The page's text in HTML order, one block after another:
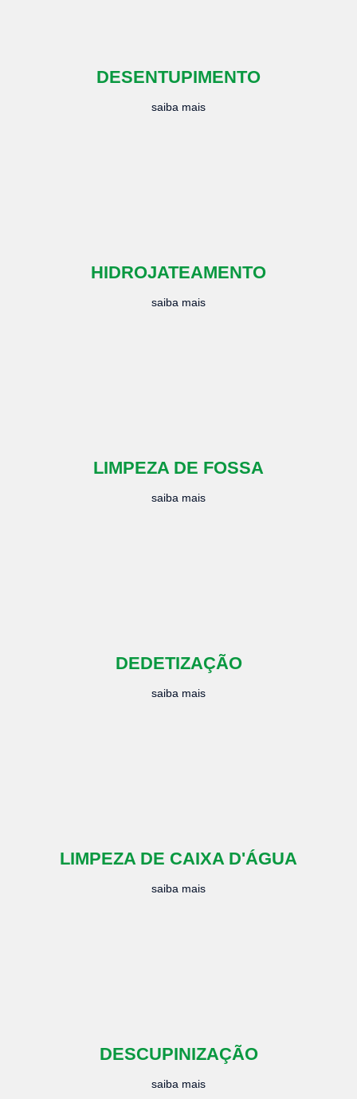
DESENTUPIMENTO
saiba mais
HIDROJATEAMENTO
saiba mais
LIMPEZA DE FOSSA
saiba mais
DEDETIZAÇÃO
saiba mais
LIMPEZA DE CAIXA D'ÁGUA
saiba mais
DESCUPINIZAÇÃO
saiba mais